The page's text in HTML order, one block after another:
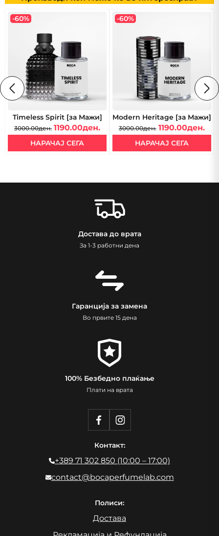
-60%
Timeless Spirit [за Мажи]
3000.00ден. 1190.00ден.
НАРАЧАЈ СЕГА
-60%
Modern Heritage [за Мажи]
3000.00ден. 1190.00ден.
НАРАЧАЈ СЕГА
Достава до врата
За 1-3 работни дена
Гаранција за замена
Во првите 15 дена
100% Безбедно плаќање
Плати на врата
Контакт:
+389 71 302 850 (10:00 – 17:00)
contact@bocaperfumelab.com
Полиси:
Достава